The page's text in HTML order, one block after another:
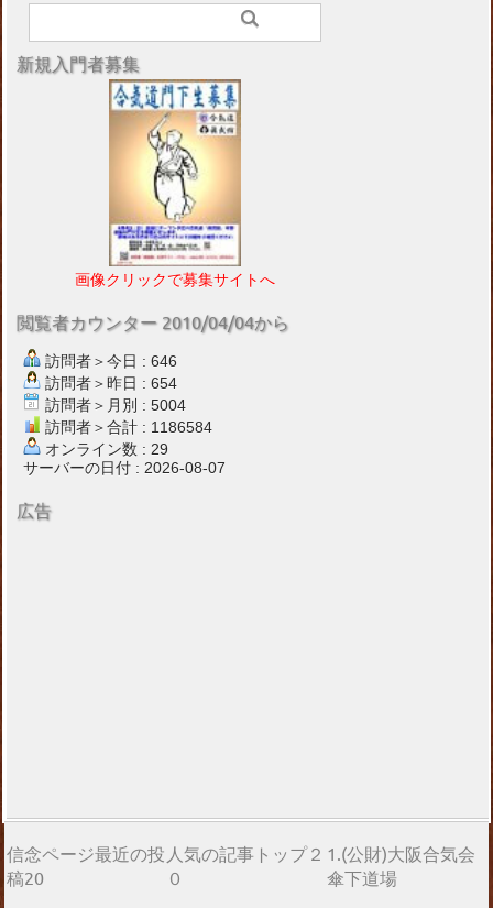
新規入門者募集
画像クリックで募集サイトへ
閲覧者カウンター 2010/04/04から
訪問者＞今日 : 646
訪問者＞昨日 : 654
訪問者＞月別 : 5004
訪問者＞合計 : 1186584
オンライン数 : 29
サーバーの日付 : 2026-08-07
広告
信念ページ最近の投
稿20
人気の記事トップ２
０
1.(公財)大阪合気会
傘下道場